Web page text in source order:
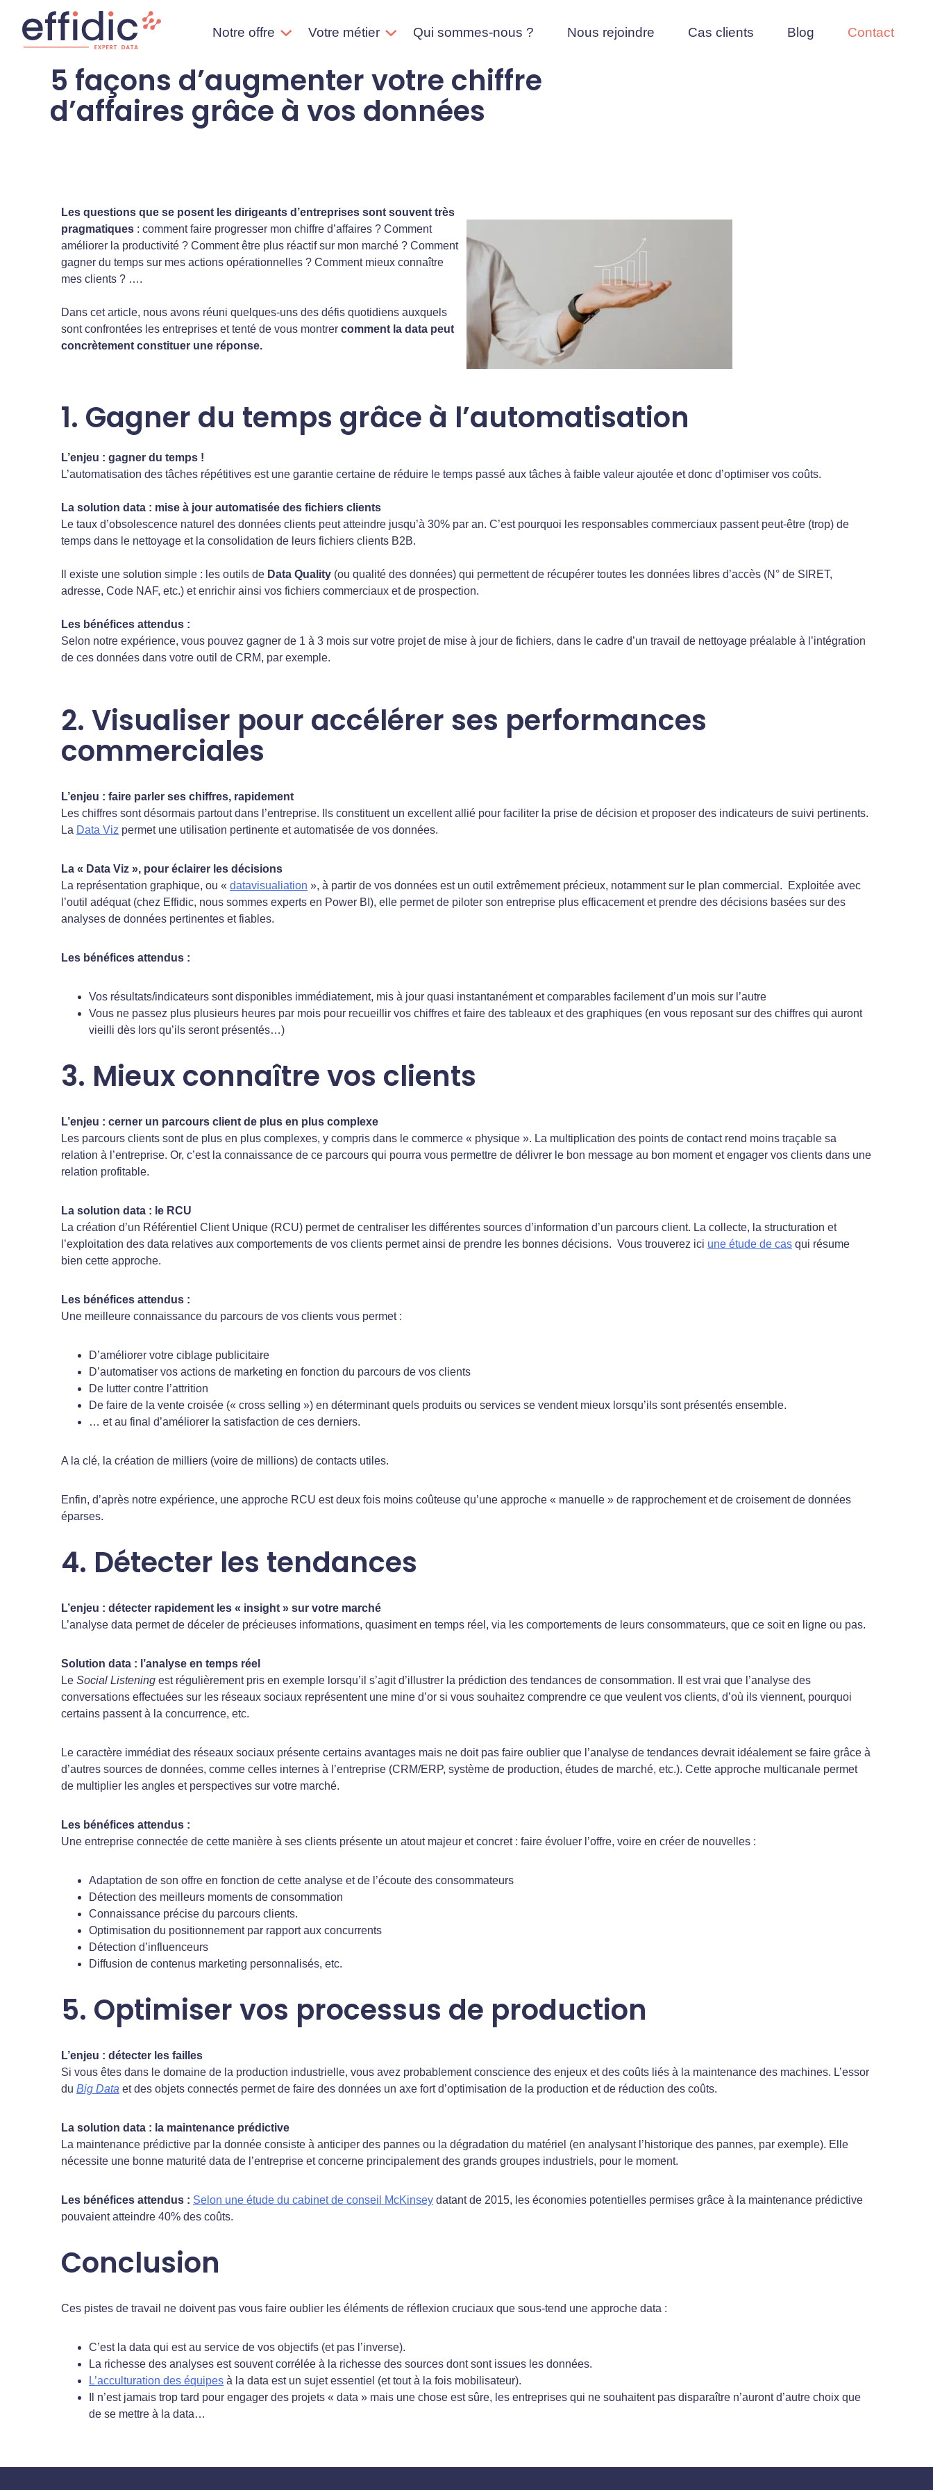
directement
Effidic – Expert Data
Faites briller vos données !
Notre offre Votre métier Qui sommes-nous ? Nous rejoindre Cas clients Blog Contact
5 façons d’augmenter votre chiffre
d’affaires grâce à vos données
Les questions que se posent les dirigeants d’entreprises sont souvent très
pragmatiques : comment faire progresser mon chiffre d’affaires ? Comment
améliorer la productivité ? Comment être plus réactif sur mon marché ? Comment
gagner du temps sur mes actions opérationnelles ? Comment mieux connaître
mes clients ? ….
Dans cet article, nous avons réuni quelques-uns des défis quotidiens auxquels
sont confrontées les entreprises et tenté de vous montrer comment la data peut
concrètement constituer une réponse.
1. Gagner du temps grâce à l’automatisation
L’enjeu : gagner du temps !
L’automatisation des tâches répétitives est une garantie certaine de réduire le temps passé aux tâches à faible valeur ajoutée et donc d’optimiser vos coûts.
La solution data : mise à jour automatisée des fichiers clients
Le taux d’obsolescence naturel des données clients peut atteindre jusqu’à 30% par an. C’est pourquoi les responsables commerciaux passent peut-être (trop) de
temps dans le nettoyage et la consolidation de leurs fichiers clients B2B.
Il existe une solution simple : les outils de Data Quality (ou qualité des données) qui permettent de récupérer toutes les données libres d’accès (N° de SIRET,
adresse, Code NAF, etc.) et enrichir ainsi vos fichiers commerciaux et de prospection.
Les bénéfices attendus :
Selon notre expérience, vous pouvez gagner de 1 à 3 mois sur votre projet de mise à jour de fichiers, dans le cadre d’un travail de nettoyage préalable à l’intégration
de ces données dans votre outil de CRM, par exemple.
2. Visualiser pour accélérer ses performances
commerciales
L’enjeu : faire parler ses chiffres, rapidement
Les chiffres sont désormais partout dans l’entreprise. Ils constituent un excellent allié pour faciliter la prise de décision et proposer des indicateurs de suivi pertinents.
La Data Viz permet une utilisation pertinente et automatisée de vos données.
La « Data Viz », pour éclairer les décisions
La représentation graphique, ou « datavisualiation », à partir de vos données est un outil extrêmement précieux, notamment sur le plan commercial. Exploitée avec
l’outil adéquat (chez Effidic, nous sommes experts en Power BI), elle permet de piloter son entreprise plus efficacement et prendre des décisions basées sur des
analyses de données pertinentes et fiables.
Les bénéfices attendus :
Vos résultats/indicateurs sont disponibles immédiatement, mis à jour quasi instantanément et comparables facilement d’un mois sur l’autre
Vous ne passez plus plusieurs heures par mois pour recueillir vos chiffres et faire des tableaux et des graphiques (en vous reposant sur des chiffres qui auront
vieilli dès lors qu’ils seront présentés…)
3. Mieux connaître vos clients
L’enjeu : cerner un parcours client de plus en plus complexe
Les parcours clients sont de plus en plus complexes, y compris dans le commerce « physique ». La multiplication des points de contact rend moins traçable sa
relation à l’entreprise. Or, c’est la connaissance de ce parcours qui pourra vous permettre de délivrer le bon message au bon moment et engager vos clients dans une
relation profitable.
La solution data : le RCU
La création d’un Référentiel Client Unique (RCU) permet de centraliser les différentes sources d’information d’un parcours client. La collecte, la structuration et
l’exploitation des data relatives aux comportements de vos clients permet ainsi de prendre les bonnes décisions. Vous trouverez ici une étude de cas qui résume
bien cette approche.
Les bénéfices attendus :
Une meilleure connaissance du parcours de vos clients vous permet :
D’améliorer votre ciblage publicitaire
D’automatiser vos actions de marketing en fonction du parcours de vos clients
De lutter contre l’attrition
De faire de la vente croisée (« cross selling ») en déterminant quels produits ou services se vendent mieux lorsqu’ils sont présentés ensemble.
… et au final d’améliorer la satisfaction de ces derniers.
A la clé, la création de milliers (voire de millions) de contacts utiles.
Enfin, d’après notre expérience, une approche RCU est deux fois moins coûteuse qu’une approche « manuelle » de rapprochement et de croisement de données
éparses.
4. Détecter les tendances
L’enjeu : détecter rapidement les « insight » sur votre marché
L’analyse data permet de déceler de précieuses informations, quasiment en temps réel, via les comportements de leurs consommateurs, que ce soit en ligne ou pas.
Solution data : l’analyse en temps réel
Le Social Listening est régulièrement pris en exemple lorsqu’il s’agit d’illustrer la prédiction des tendances de consommation. Il est vrai que l’analyse des
conversations effectuées sur les réseaux sociaux représentent une mine d’or si vous souhaitez comprendre ce que veulent vos clients, d’où ils viennent, pourquoi
certains passent à la concurrence, etc.
Le caractère immédiat des réseaux sociaux présente certains avantages mais ne doit pas faire oublier que l’analyse de tendances devrait idéalement se faire grâce à
d’autres sources de données, comme celles internes à l’entreprise (CRM/ERP, système de production, études de marché, etc.). Cette approche multicanale permet
de multiplier les angles et perspectives sur votre marché.
Les bénéfices attendus :
Une entreprise connectée de cette manière à ses clients présente un atout majeur et concret : faire évoluer l’offre, voire en créer de nouvelles :
Adaptation de son offre en fonction de cette analyse et de l’écoute des consommateurs
Détection des meilleurs moments de consommation
Connaissance précise du parcours clients.
Optimisation du positionnement par rapport aux concurrents
Détection d’influenceurs
Diffusion de contenus marketing personnalisés, etc.
5. Optimiser vos processus de production
L’enjeu : détecter les failles
Si vous êtes dans le domaine de la production industrielle, vous avez probablement conscience des enjeux et des coûts liés à la maintenance des machines. L’essor
du Big Data et des objets connectés permet de faire des données un axe fort d’optimisation de la production et de réduction des coûts.
La solution data : la maintenance prédictive
La maintenance prédictive par la donnée consiste à anticiper des pannes ou la dégradation du matériel (en analysant l’historique des pannes, par exemple). Elle
nécessite une bonne maturité data de l’entreprise et concerne principalement des grands groupes industriels, pour le moment.
Les bénéfices attendus : Selon une étude du cabinet de conseil McKinsey datant de 2015, les économies potentielles permises grâce à la maintenance prédictive
pouvaient atteindre 40% des coûts.
Conclusion
Ces pistes de travail ne doivent pas vous faire oublier les éléments de réflexion cruciaux que sous-tend une approche data :
C’est la data qui est au service de vos objectifs (et pas l’inverse).
La richesse des analyses est souvent corrélée à la richesse des sources dont sont issues les données.
L’acculturation des équipes à la data est un sujet essentiel (et tout à la fois mobilisateur).
Il n’est jamais trop tard pour engager des projets « data » mais une chose est sûre, les entreprises qui ne souhaitent pas disparaître n’auront d’autre choix que
de se mettre à la data…